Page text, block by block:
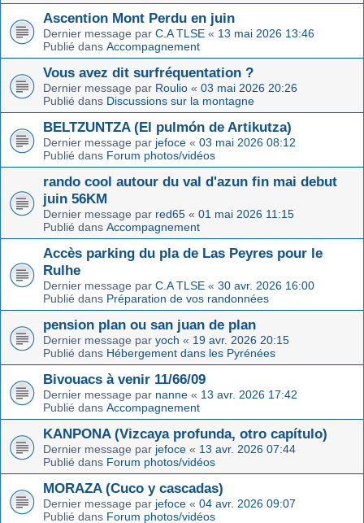
Ascention Mont Perdu en juin
Dernier message par C.A TLSE « 13 mai 2026 13:46
Publié dans Accompagnement
Vous avez dit surfréquentation ?
Dernier message par Roulio « 03 mai 2026 20:26
Publié dans Discussions sur la montagne
BELTZUNTZA (El pulmón de Artikutza)
Dernier message par jefoce « 03 mai 2026 08:12
Publié dans Forum photos/vidéos
rando cool autour du val d'azun fin mai debut
juin 56KM
Dernier message par red65 « 01 mai 2026 11:15
Publié dans Accompagnement
Accès parking du pla de Las Peyres pour le
Rulhe
Dernier message par C.A TLSE « 30 avr. 2026 16:00
Publié dans Préparation de vos randonnées
pension plan ou san juan de plan
Dernier message par yoch « 19 avr. 2026 20:15
Publié dans Hébergement dans les Pyrénées
Bivouacs à venir 11/66/09
Dernier message par nanne « 13 avr. 2026 17:42
Publié dans Accompagnement
KANPONA (Vizcaya profunda, otro capítulo)
Dernier message par jefoce « 13 avr. 2026 07:44
Publié dans Forum photos/vidéos
MORAZA (Cuco y cascadas)
Dernier message par jefoce « 04 avr. 2026 09:07
Publié dans Forum photos/vidéos